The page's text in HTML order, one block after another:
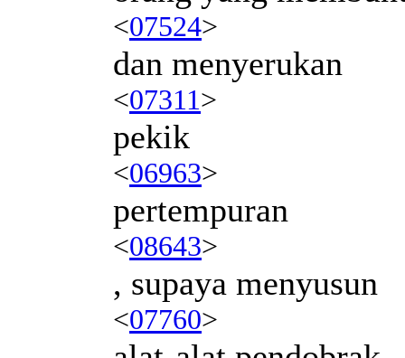
<07524>
dan menyerukan
<07311>
pekik
<06963>
pertempuran
<08643>
, supaya menyusun
<07760>